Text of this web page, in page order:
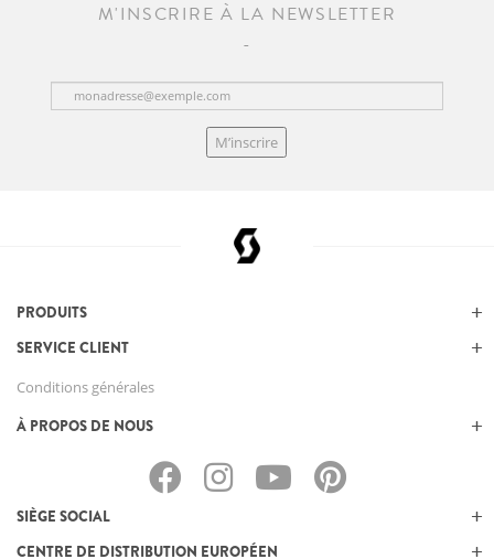
M'INSCRIRE À LA NEWSLETTER
M’inscrire
PRODUITS
SERVICE CLIENT
Conditions générales
À PROPOS DE NOUS
SIÈGE SOCIAL
CENTRE DE DISTRIBUTION EUROPÉEN